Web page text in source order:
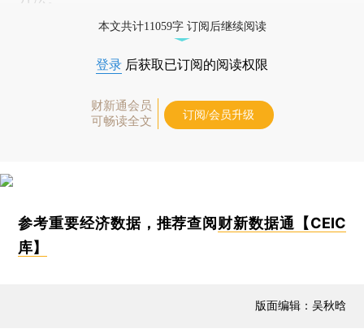
本文共计11059字 订阅后继续阅读
登录 后获取已订阅的阅读权限
财新通会员
可畅读全文
订阅/会员升级
参考重要经济数据，推荐查阅 财新数据通【CEIC
库】
版面编辑：吴秋晗